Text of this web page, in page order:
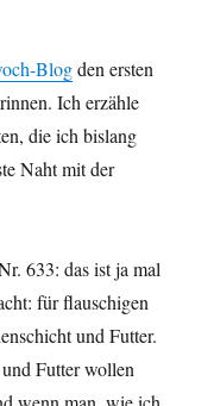
Blogden ersten
Ich erzähle
die ich bislang
Naht mit der
633: das ist ja mal
für flauschigen
und Futter.
Futter wollen